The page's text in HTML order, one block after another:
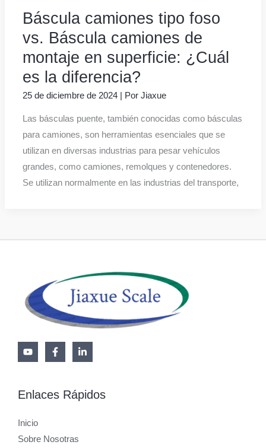
Báscula camiones tipo foso
vs. Báscula camiones de
montaje en superficie: ¿Cuál
es la diferencia?
25 de diciembre de 2024 | Por Jiaxue
Las básculas puente, también conocidas como básculas
para camiones, son herramientas esenciales que se
utilizan en diversas industrias para pesar vehículos
grandes, como camiones, remolques y contenedores.
Se utilizan normalmente en las industrias del transporte,
Enlaces Rápidos
Inicio
Sobre Nosotras